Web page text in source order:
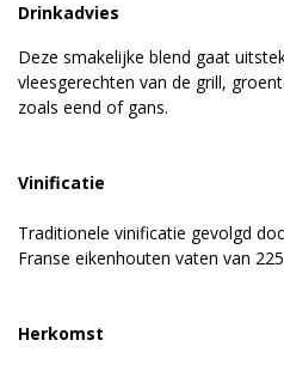
Drinkadvies
Deze smakelijke blend gaat
vleesgerechten van de grill,
zoals eend of gans.
Vinificatie
Traditionele vinificatie gevolgd
Franse eikenhouten vaten van
Herkomst